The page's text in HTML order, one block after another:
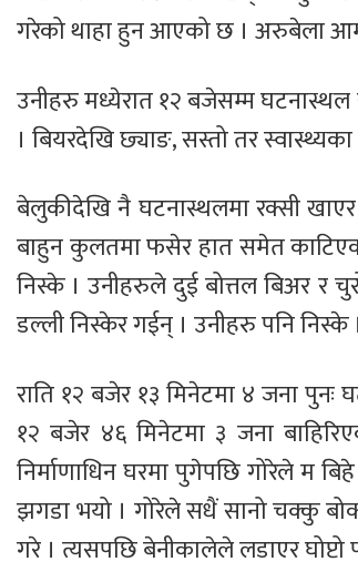
गरेको थाहा हुन आएको छ । अरुबेला
उनीहरु मध्येरात १२ बजेसम्म
। बियरदेखि छ्याङ, सस्तो तर
बेलुकीदेखि नै घटनास्थलमा रक्सी खाएर
बाहुन कुलतमा फसेर हात समेत
निस्के । उनीहरुले दुई बोत्तल बिअर र
डल्ली निस्केर गईन् । उनीहरु पनि निस्के ।
राति १२ बजेर १३ मिनेटमा ४ जना
१२ बजेर ४६ मिनेटमा ३ जना
निर्माणाधिन घरमा पुगेपछि गोरेले म
झगडा भयो । गोरेले सधैं सानो चक्कु
गरे । त्यसपछि बेनीकालेले लडाएर घोप्टो